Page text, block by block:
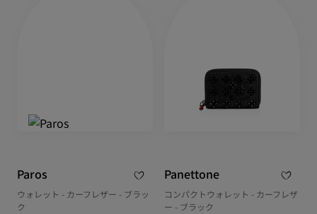
Paros
ウォレット - カーフレザー - ブラッ
ク
Panettone
コンパクトウォレット - カーフレザ
ー - ブラック